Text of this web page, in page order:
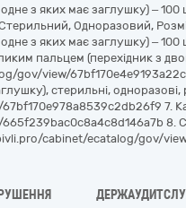
з яких має заглушку) –
Одноразовий,
з яких має заглушку) –
пальцем (перехідник з
view/
стерильні,
7.
8.
cabinet/ecatalog/gov/